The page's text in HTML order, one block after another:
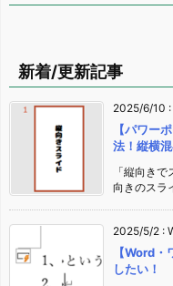
新着/更新記事
2025/6/10 :
【パワー
法！縦横
「縦向き
向きのスラ
2025/5/2 :
【Word
したい！